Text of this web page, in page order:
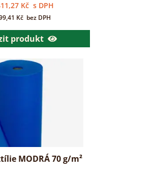
Kč s DPH
Kč bez DPH
produkt
MODRÁ 70 g/m²